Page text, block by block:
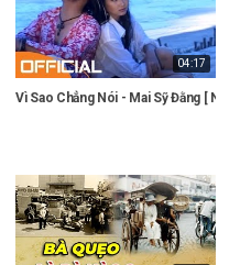
[ Nhạc Trẻ 8x 9x Được Yêu Thích ]
04:17
Vì Sao Chẳng Nói - Mai Sỹ Đằng [ Nhạc